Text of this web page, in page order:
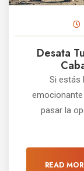
Desata
Si estás
emocionante
pasar la
READ